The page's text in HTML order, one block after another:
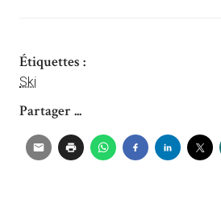
Étiquettes :
Ski
Partager ...